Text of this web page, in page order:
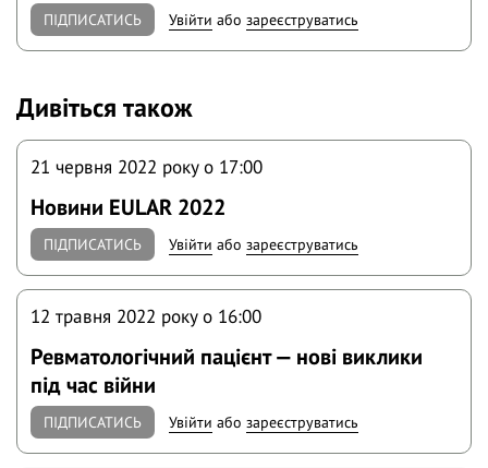
ПІДПИСАТИСЬ Увійти абозареєструватись
Дивіться також
21 червня 2022 року o 17:00
Новини EULAR 2022
ПІДПИСАТИСЬ Увійти абозареєструватись
12 травня 2022 року o 16:00
Ревматологічний пацієнт — нові виклики
під час війни
ПІДПИСАТИСЬ Увійти абозареєструватись